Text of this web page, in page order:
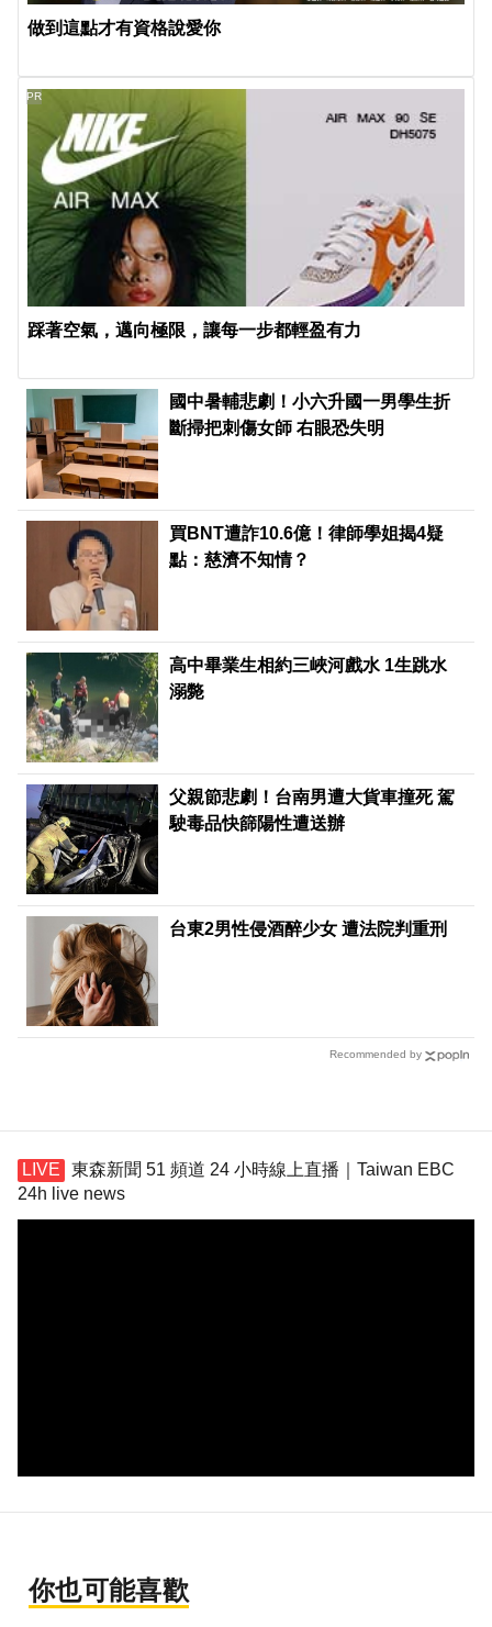
做到這點才有資格說愛你
踩著空氣，邁向極限，讓每一步都輕盈有力
PR
國中暑輔悲劇！小六升國一男學生折
斷掃把刺傷女師 右眼恐失明
買BNT遭詐10.6億！律師學姐揭4疑
點：慈濟不知情？
高中畢業生相約三峽河戲水 1生跳水
溺斃
父親節悲劇！台南男遭大貨車撞死 駕
駛毒品快篩陽性遭送辦
台東2男性侵酒醉少女 遭法院判重刑
Recommended by
東森新聞 51 頻道 24 小時線上直播｜Taiwan EBC
24h live news
你也可能喜歡